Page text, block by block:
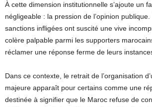
À cette dimension institutionnelle s’ajoute un
négligeable : la pression de l’opinion
sanctions infligées ont suscité une vive
colère palpable parmi les supporters
réclamer une réponse ferme de leurs
Dans ce contexte, le retrait de l’organisation
majeure apparaît pour certains comme une
destinée à signifier que le Maroc refuse de